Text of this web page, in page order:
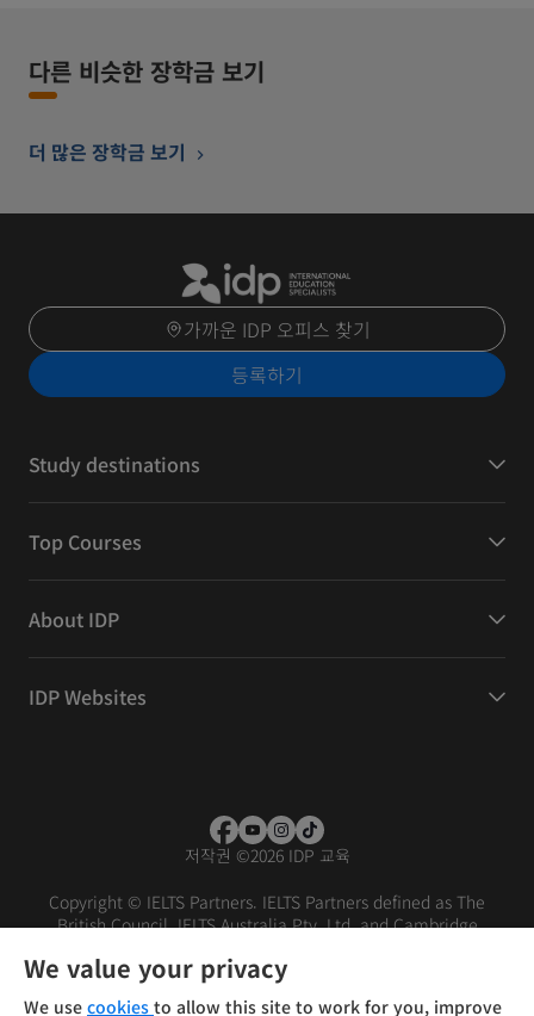
다른 비슷한 장학금 보기
더 많은 장학금 보기
가까운 IDP 오피스 찾기
등록하기
Study destinations
Top Courses
About IDP
IDP Websites
저작권 ©2026 IDP 교육
Copyright © IELTS Partners. IELTS Partners defined as The
British Council, IELTS Australia Pty. Ltd. and Cambridge
Investors
Terms of use Privacy policy
We value your privacy
We use cookies to allow this site to work for you, improve